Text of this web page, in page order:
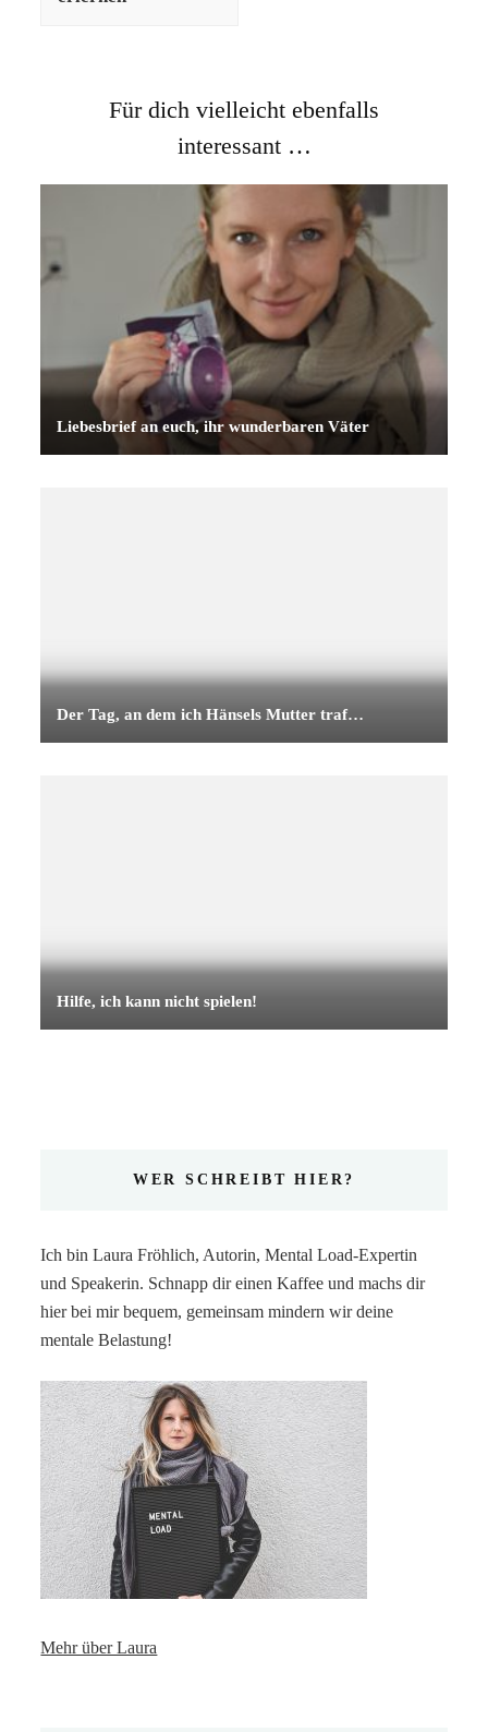
Für dich vielleicht ebenfalls
interessant …
Liebesbrief an euch, ihr wunderbaren Väter
Der Tag, an dem ich Hänsels Mutter traf…
Hilfe, ich kann nicht spielen!
WER SCHREIBT HIER?
Ich bin Laura Fröhlich, Autorin, Mental Load-Expertin
und Speakerin. Schnapp dir einen Kaffee und machs dir
hier bei mir bequem, gemeinsam mindern wir deine
mentale Belastung!
Mehr über Laura